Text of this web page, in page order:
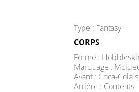
Type : Fantasy
CORPS
Forme :
Marquage :
Avant : Coca-Cola
Arrière : Contents